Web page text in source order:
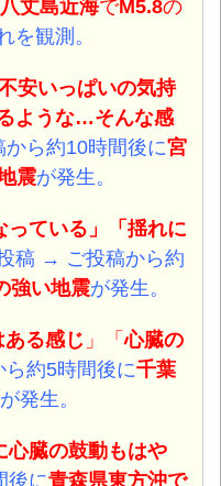
八丈島近海でM5.8の
を観測。
安いっぱいの気持
ような…そんな感
ら約10時間後に宮
震が発生。
っている 」「 揺れに
稿 → ご投稿から約
強い地震が発生。
る感じ 」「心臓の
約5時間後に千葉
が発生。
心臓の鼓動もはや
後に青森県東方沖で